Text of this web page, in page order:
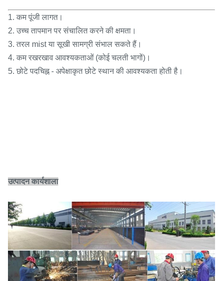
1. कम पूंजी लागत।
2. उच्च तापमान पर संचालित करने की क्षमता।
3. तरल mist या सूखी सामग्री संभाल सकते हैं।
4. कम रखरखाव आवश्यकताओं (कोई चलती भागों)।
5. छोटे पदचिह्न - अपेक्षाकृत छोटे स्थान की आवश्यकता होती है।
उत्पादन कार्यशाला